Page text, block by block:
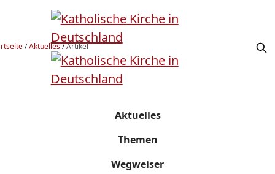
/Aktuelles/Artikel
Aktuelles
Themen
Wegweiser